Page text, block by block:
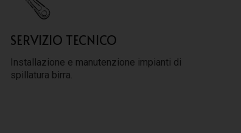
SERVIZIO TECNICO
Installazione e manutenzione impianti di
spillatura birra.